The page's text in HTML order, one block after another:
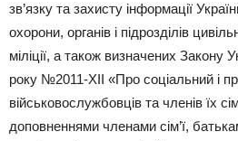
зв’язку та захисту інформації
охорони, органів і підрозділів
міліції, а також визначених Закону
року №2011-XII «Про соціальний і
військовослужбовців та членів їх
доповненнями членами сім’ї,